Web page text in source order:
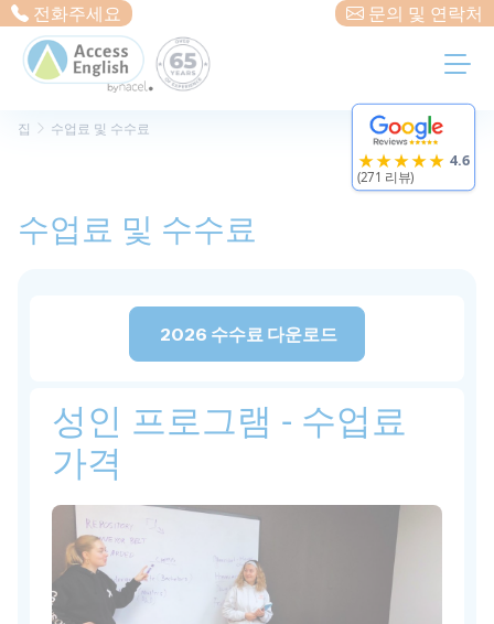
전화주세요 문의 및 연락처
★★★★★ 4.6
(271 리뷰)
집 수업료 및 수수료
수업료 및 수수료
2026 수수료 다운로드
성인 프로그램 - 수업료
가격
Cookies management panel